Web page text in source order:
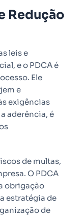
Redução
leis e
e o PDCA é
Ele
e
exigências
aderência, é
de multas,
O PDCA
obrigação
estratégia de
de